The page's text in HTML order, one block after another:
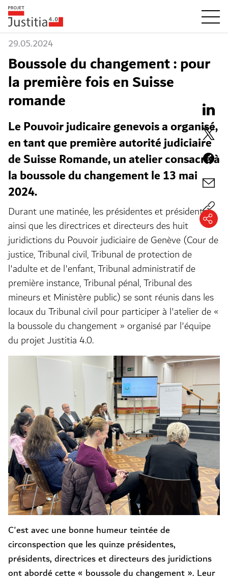
29.05.2024
Boussole du changement : pour
la première fois en Suisse
romande
Le Pouvoir judicaire genevois a organisé,
en tant que première autorité judiciaire
de Suisse Romande, un atelier consacré à
la boussole du changement le 13 mai
2024.
Durant une matinée, les présidentes et présidents
ainsi que les directrices et directeurs des huit
juridictions du Pouvoir judiciaire de Genève (Cour de
justice, Tribunal civil, Tribunal de protection de
l'adulte et de l'enfant, Tribunal administratif de
première instance, Tribunal pénal, Tribunal des
mineurs et Ministère public) se sont réunis dans les
locaux du Tribunal civil pour participer à l'atelier de «
la boussole du changement » organisé par l'équipe
du projet Justitia 4.0.
C'est avec une bonne humeur teintée de
circonspection que les quinze présidentes,
présidents, directrices et directeurs des juridictions
ont abordé cette « boussole du changement ». Leur